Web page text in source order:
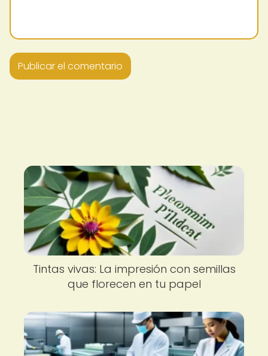
Tintas vivas: La impresión con semillas
que florecen en tu papel